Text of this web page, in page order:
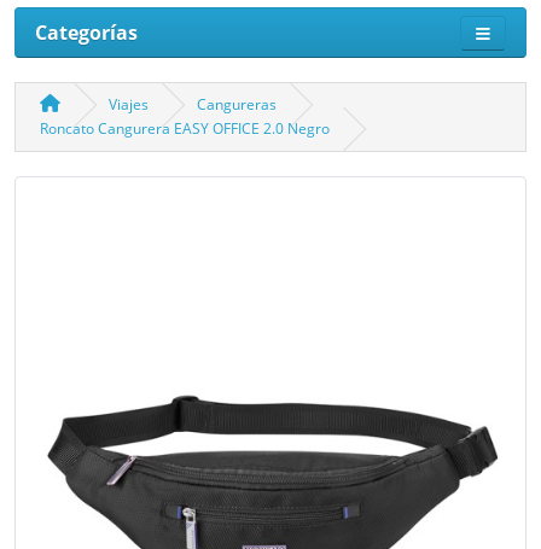
Categorías
Viajes
Cangureras
Roncato Cangurera EASY OFFICE 2.0 Negro